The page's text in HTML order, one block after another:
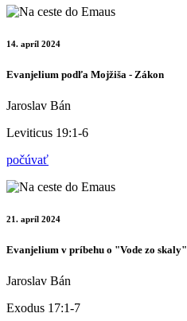
14. apríl 2024
Evanjelium podľa Mojžiša - Zákon
Jaroslav Bán
Leviticus 19:1-6
počúvať
21. apríl 2024
Evanjelium v príbehu o "Vode zo skaly"
Jaroslav Bán
Exodus 17:1-7